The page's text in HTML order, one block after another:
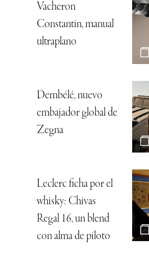
Vacheron
Constantin, manual
ultraplano
Dembélé, nuevo
embajador global de
Zegna
Leclerc ficha por el
whisky: Chivas
Regal 16, un blend
con alma de piloto